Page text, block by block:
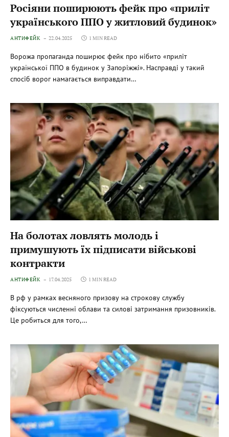
Росіяни поширюють фейк про «приліт
українського ППО у житловий будинок»
АНТИФЕЙК 22.04.2025 1 MIN READ
Ворожа пропаганда поширює фейк про нібито «приліт
української ППО в будинок у Запоріжжі». Насправді у такий
спосіб ворог намагається виправдати…
На болотах ловлять молодь і
примушують їх підписати військові
контракти
АНТИФЕЙК 17.04.2025 1 MIN READ
В рф у рамках весняного призову на строкову службу
фіксуються численні облави та силові затримання призовників.
Це робиться для того,…